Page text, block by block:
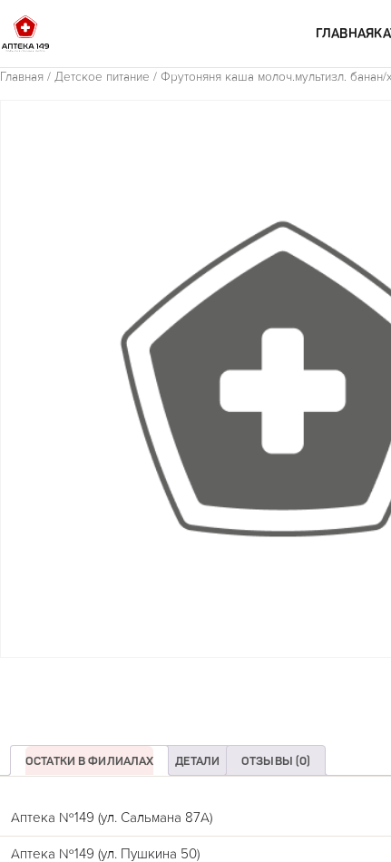
ГЛАВНАЯ
Главная / Детское питание / Фрутоняня каша молоч.мультизл. банан/
ОСТАТКИ В ФИЛИАЛАХ ДЕТАЛИ ОТЗЫВЫ (0)
Аптека №149 (ул. Сальмана 87А)
Аптека №149 (ул. Пушкина 50)